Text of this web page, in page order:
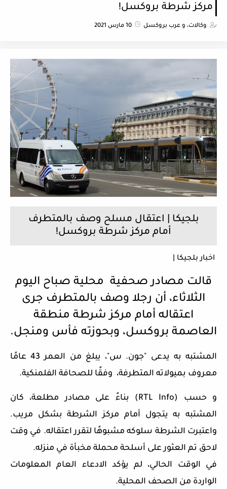
مركز شرطة بروكسل!
وكالات، و عرب بروكسل 10 مارس 2021
بلجيكا | اعتقال مسلح وصف بالمتطرف
أمام مركز شرطة بروكسل!
اخبار بلجيكا |
قالت مصادر صحفية محلية صباح اليوم
الثلاثاء، أن رجلا وصف بالمتطرف جرى
اعتقاله أمام مركز شرطة منطقة
العاصمة بروكسل، وبحوزته فأس ومنجل.
المشتبه به يدعى "جون. س"، يبلغ من العمر 43 عامًا
معروف بميولاته المتطرفة، وفقًا للصحافة الفلمنكية.
و حسب (RTL Info) بناءً على مصادر مطلعة، كان
المشتبه به يتجول أمام مركز الشرطة بشكل مريب.
واعتبرت الشرطة سلوكه مشبوهًا لتقرر اعتقاله. في وقت
لاحق تم العثور على أسلحة محملة مخبأة في منزله.
في الوقت الحالي، لم يؤكد الادعاء العام المعلومات
الواردة من الصحف المحلية.